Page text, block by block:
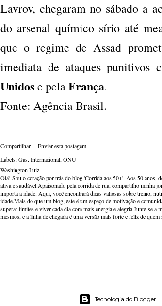
Lavrov, chegaram no sábado a
do arsenal químico sírio até
que o regime de Assad
imediata de ataques punitivos
Unidose pelaFrança.
Fonte: Agência Brasil.
Compartilhar
Enviar esta postagem
Labels:Gas Internacional ONU
Washington Luiz
Olá! Sou o coração por trás do blog 'Corrida aos 50+'. Aos 50 anos,
ativa e saudável.Apaixonado pela corrida de rua, compartilho minha
importa a idade. Aqui, você encontrará dicas valiosas sobre treino,
idade.Mais do que um blog, este é um espaço de motivação e
superar limites e viver cada dia com mais energia e alegria.Junte-se
mesmos, e a linha de chegada é uma versão mais forte e feliz de
Tecnologia do Blogger